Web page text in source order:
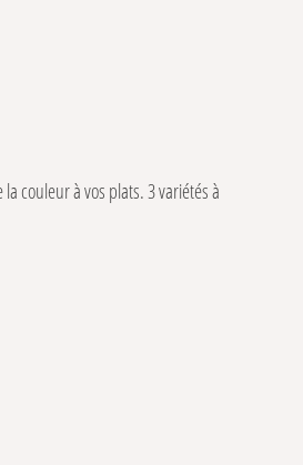
couleur à vos plats. 3 variétés à